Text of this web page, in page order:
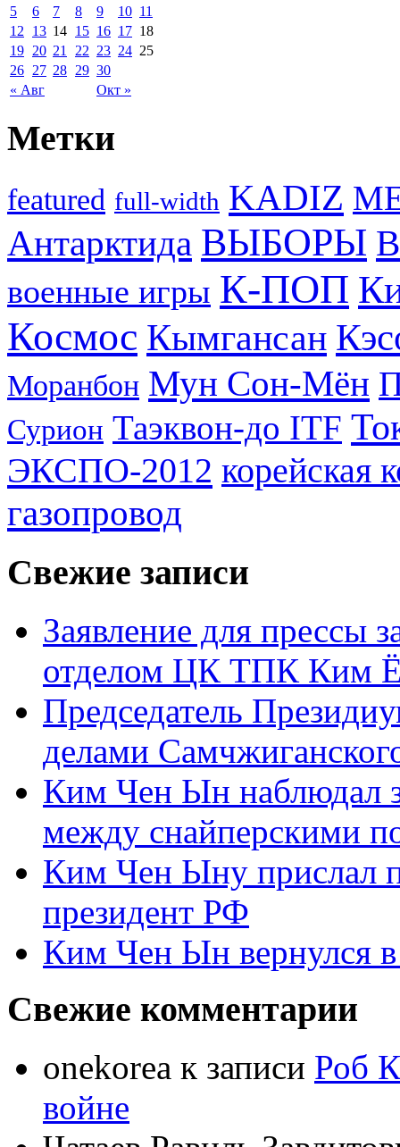
« Авг Окт »
5
6 7 8 9 10 11
12
13 14 15 16 17 18
19 20 21 22 23 24 25
26 27 28 29 30
Метки
featured full-width KADIZ
Антарктида ВЫБОРЫ
военные игры К-ПОП
Космос Кымгансан
Моранбон Мун Сон-Мён
Сурион Таэквон-до ITF
ЭКСПО-2012 корейская
газопровод
Свежие записи
Заявление для прессы
отделом ЦК ТПК Ким
Председатель
делами
Ким Чен Ын наблюдал
между снайперскими
Ким Чен Ыну прислал
президент РФ
Ким Чен Ын вернулся
Свежие комментарии
onekorea к записи Роб
войне